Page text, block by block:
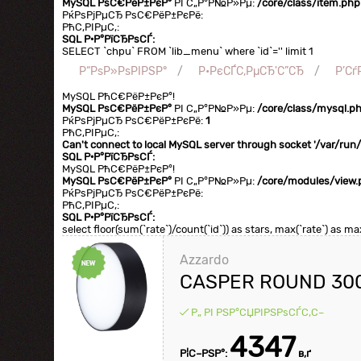
MySQL РѕС€РёР±РєР° РІ С„Р°Р№Р»Рµ:/core/class/item.php
РќРѕРјРµСЂ РѕС€РёР±РєРё:
РћС‚РІРµС‚:
SQL Р·Р°РїСЂРѕСЃ:
SELECT `chpu` FROM `lib_menu` where `id`='' limit 1
Р“РѕР»РѕРІРЅР° Р•РєСЃС‚РµСЂ'С”СЂ
MySQL РћС€РёР±РєР°!
MySQL РѕС€РёР±РєР° РІ С„Р°Р№Р»Рµ:/core/class/
РќРѕРјРµСЂ РѕС€РёР±РєРё:1
РћС‚РІРµС‚:
Can't connect to local MySQL server through socket '/var/
SQL Р·Р°РїСЂРѕСЃ:
MySQL РћС€РёР±РєР°!
MySQL РѕС€РёР±РєР° РІ С„Р°Р№Р»Рµ:/core/modules/
РќРѕРјРµСЂ РѕС€РёР±РєРё:
РћС‚РІРµС‚:
SQL Р·Р°РїСЂРѕСЃ:
select floor(sum(`rate`)/count(`id`)) as stars, max(`rate`) as
Azzardo
CASPER ROUND
Р„ РІ РЅР°СЏРІРЅРѕСЃС‚С–
Р¦С–РЅР°: 4347 в‚ґ